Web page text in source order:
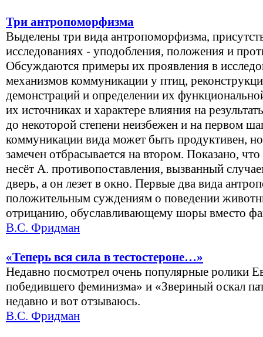
Три антропоморфизма
Выделены три вида антропоморфизма,
исследованиях - уподобления, положения и
Обсуждаются примеры их проявления в
механизмов коммуникации у птиц,
демонстраций и определении их
их источниках и характере влияния на
до некоторой степени неизбежен и на первом
коммуникации вида может быть продуктивен,
замечен отбрасывается на втором. Показано,
несёт А. противопоставления, вызванный
дверь, а он лезет в окно. Первые два вида
положительным суждениям о поведении
отрицанию, обуславливающему шоры вместо
В.С. Фридман
«Теперь вся сила в тестостероне…»
Недавно посмотрел очень популярные ролики
победившего феминизма» и «Звериный оскал
недавно и вот отзываюсь.
В.С. Фридман